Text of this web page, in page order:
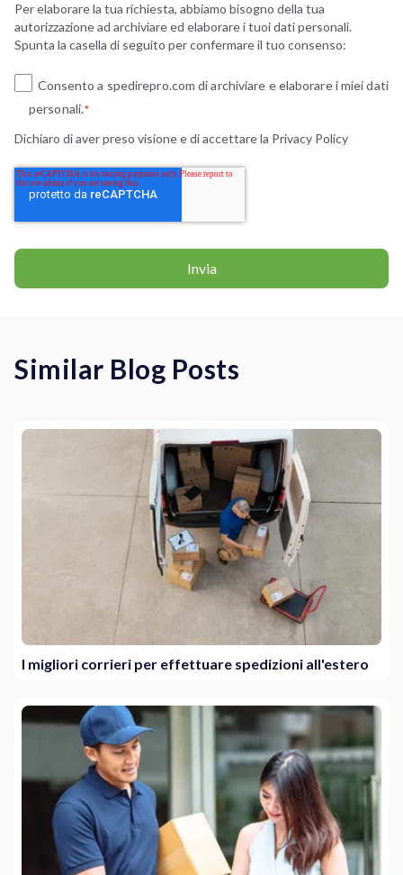
Per elaborare la tua richiesta, abbiamo bisogno della tua
autorizzazione ad archiviare ed elaborare i tuoi dati personali.
Spunta la casella di seguito per confermare il tuo consenso:
Consento a spedirepro.com di archiviare e elaborare i miei dati
personali.*
Dichiaro di aver preso visione e di accettare la Privacy Policy
Similar Blog Posts
I migliori corrieri per effettuare spedizioni all'estero